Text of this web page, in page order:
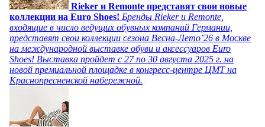
Rieker и Remonte представят свои новые
коллекции на Euro Shoes! Бренды Rieker и Remonte,
входящие в число ведущих обувных компаний Германии,
представят свои коллекции сезона Весна-Лето’26 в Москве
на международной выставке обуви и аксессуаров Euro
Shoes! Выставка пройдет c 27 по 30 августа 2025 г. на
новой премиальной площадке в конгресс-центре ЦМТ на
Краснопресненской набережной.